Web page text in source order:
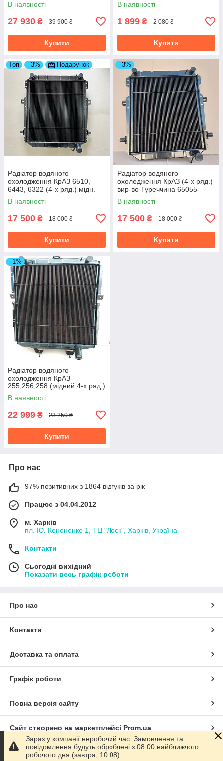
В наявності
27 930 ₴ 39 900 ₴
Купити
В наявності
1 899 ₴ 2 080 ₴
Купити
Топ –3% Подарунок
Радіатор водяного
охолодження КрАЗ 6510,
6443, 6322 (4-х ряд.) мідн.
вир-во Туреччина 6437-
1301010-10
В наявності
17 500 ₴ 18 000 ₴
Купити
–3%
Радіатор водяного
охолодження КрАЗ (4-х ряд.)
вир-во Туреччина 65055-
1301010
В наявності
17 500 ₴ 18 000 ₴
Купити
–1%
Радіатор водяного
охолодження КрАЗ
255,256,258 (мідний 4-х ряд.)
вир-во Туреччина 256-
1301010
В наявності
22 999 ₴ 23 250 ₴
Купити
Про нас
97% позитивних з 1864 відгуків за рік
Працює з 04.04.2012
м. Харків
пл. Ю. Кононенко 1, ТЦ "Лоск", Харків, Україна
Контакти
Сьогодні вихідний
Показати весь графік роботи
Про нас
Контакти
Доставка та оплата
Графік роботи
Повна версія сайту
Сайт створено на маркетплейсі Prom.ua
Політика конфіденційності
Зараз у компанії неробочий час. Замовлення та
повідомлення будуть оброблені з 08:00 найближчого
робочого дня (завтра, 10.08).